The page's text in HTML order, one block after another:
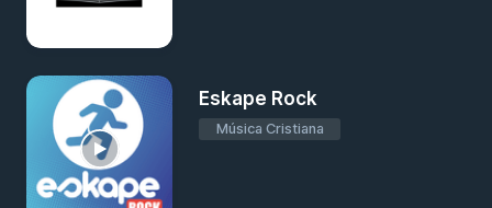
Eskape Rock
Música Cristiana